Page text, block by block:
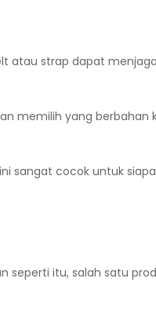
atau strap dapat
memilih yang
sangat cocok untuk
seperti itu, salah satu